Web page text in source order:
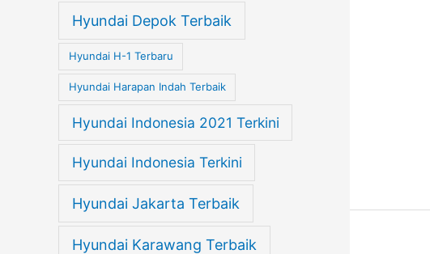
Hyundai Depok Terbaik
Hyundai H-1 Terbaru
Hyundai Harapan Indah Terbaik
Hyundai Indonesia 2021 Terkini
Hyundai Indonesia Terkini
Hyundai Jakarta Terbaik
Hyundai Karawang Terbaik